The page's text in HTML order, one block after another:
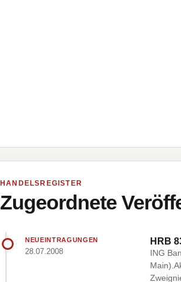
HANDELSREGISTER
Zugeordnete
NEUEINTRAGUNGEN
28.07.2008
HRB
ING